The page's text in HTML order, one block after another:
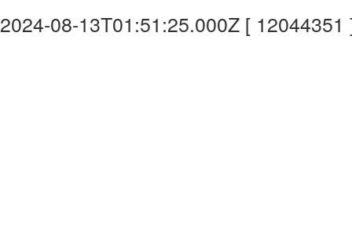
2024-08-13T01:51:25.000Z [ 12044351